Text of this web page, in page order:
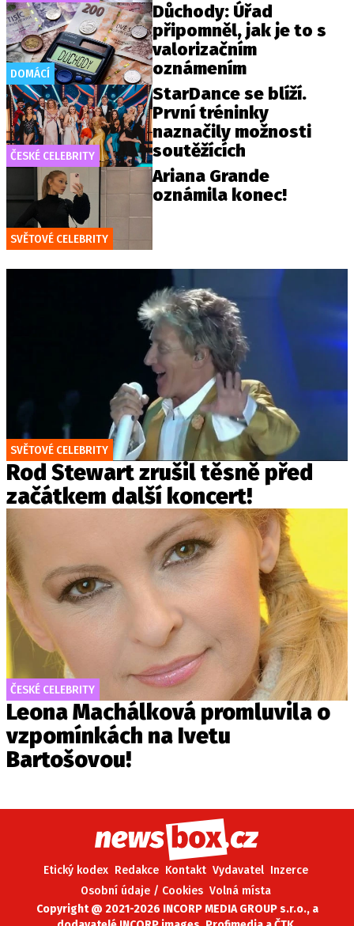
DOMÁCÍ
Důchody: Úřad
připomněl, jak je to s
valorizačním
oznámením
ČESKÉ CELEBRITY
StarDance se blíží.
První tréninky
naznačily možnosti
soutěžících
SVĚTOVÉ CELEBRITY
Ariana Grande
oznámila konec!
SVĚTOVÉ CELEBRITY
Rod Stewart zrušil těsně před
začátkem další koncert!
ČESKÉ CELEBRITY
Leona Machálková promluvila o
vzpomínkách na Ivetu
Bartošovou!
Etický kodex Redakce Kontakt Vydavatel Inzerce
Osobní údaje / Cookies Volná místa
Copyright @ 2021-2026 INCORP MEDIA GROUP s.r.o., a